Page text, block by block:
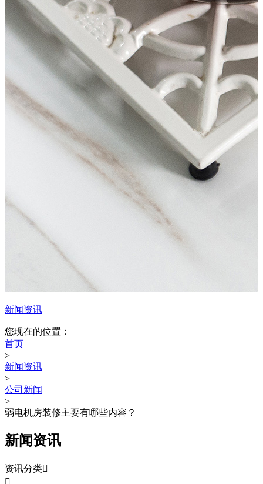
新闻资讯
您现在的位置：
首页
>
新闻资讯
>
公司新闻
>
弱电机房装修主要有哪些内容？
新闻资讯
资讯分类
